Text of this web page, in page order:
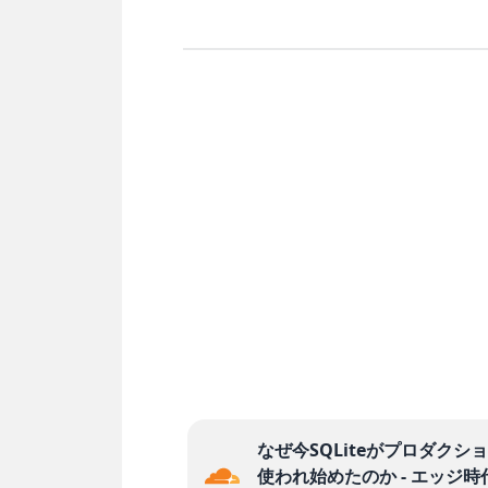
なぜ今SQLiteがプロダクシ
使われ始めたのか - エッジ時